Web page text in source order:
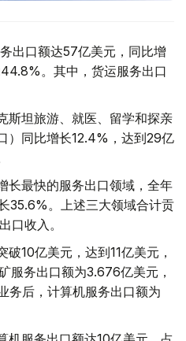
出口额达57亿美元，同比增
。其中，货运服务出口
斯坦旅游、就医、留学和探亲
）同比增长12.4%，达到29亿
长最快的服务出口领域，全年
35.6%。上述三大领域合计贡
口收入。
10亿美元，达到11亿美元，
服务出口额为3.676亿美元，
务后，计算机服务出口额为